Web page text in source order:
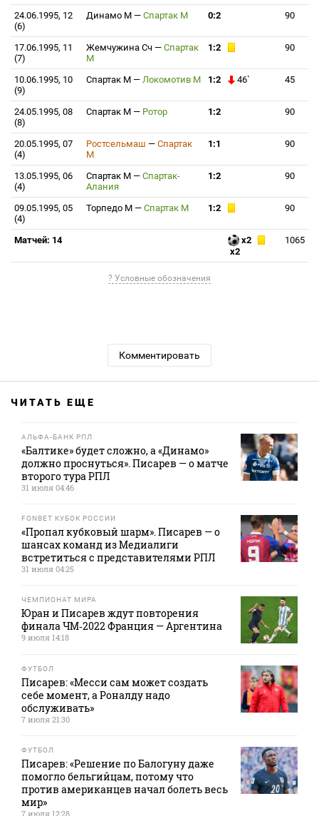
24.06.1995, 12
(6)
Динамо М — Спартак М 0:2 90
17.06.1995, 11
(7)
Жемчужина Сч — Спартак
М
1:2 90
10.06.1995, 10
(9)
Спартак М — Локомотив М 1:2 46` 45
24.05.1995, 08
(8)
Спартак М — Ротор 1:2 90
20.05.1995, 07
(4)
Ростсельмаш — Спартак
М
1:1 90
13.05.1995, 06
(4)
Спартак М — Спартак-
Алания
1:2 90
09.05.1995, 05
(4)
Торпедо М — Спартак М 1:2 90
Матчей: 14
x2
x2
1065
? Условные обозначения
Комментировать
ЧИТАТЬ ЕЩЕ
АЛЬФА-БАНК РПЛ
«Балтике» будет сложно, а «Динамо»
должно проснуться». Писарев — о матче
второго тура РПЛ
31 июля 04:46
FONBET КУБОК РОССИИ
«Пропал кубковый шарм». Писарев — о
шансах команд из Медиалиги
встретиться с представителями РПЛ
31 июля 04:25
ЧЕМПИОНАТ МИРА
Юран и Писарев ждут повторения
финала ЧМ‑2022 Франция — Аргентина
9 июля 14:18
ФУТБОЛ
Писарев: «Месси сам может создать
себе момент, а Роналду надо
обслуживать»
7 июля 21:30
ФУТБОЛ
Писарев: «Решение по Балогуну даже
помогло бельгийцам, потому что
против американцев начал болеть весь
мир»
7 июля 12:28